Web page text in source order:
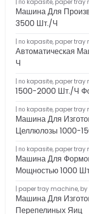
по kapasite, paper tray
Машина Для
3500 Шт./ч
по kapasite, paper tray
Автоматическая
Ч
по kapasite, paper tray
1500-2000 Шт./ч
по kapasite, paper tray
Машина Для
Целлюлозы 1000-
по kapasite, paper tray
Машина Для
Мощностью 1000
paper tray machine,
Машина Для
Перепелиных Яиц